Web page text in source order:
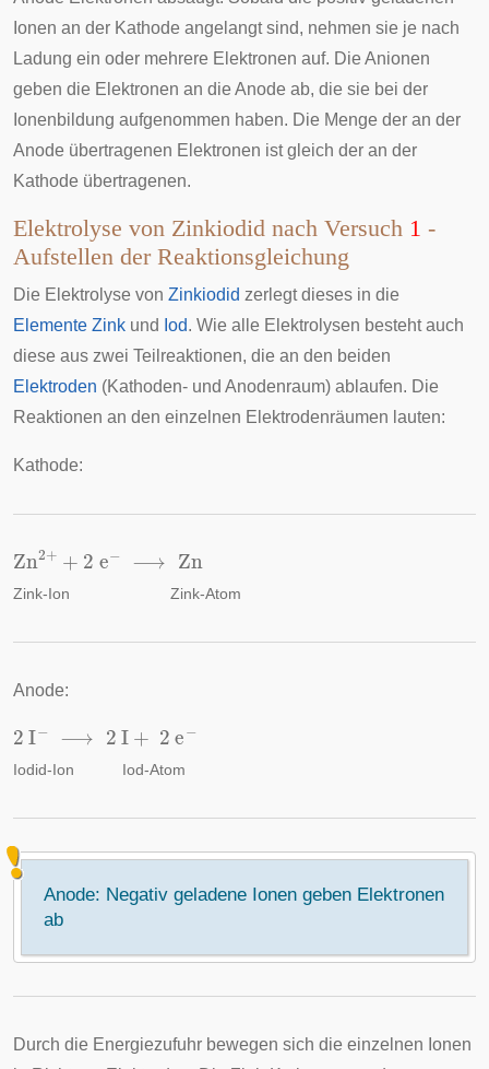
Ionen an der Kathode angelangt sind, nehmen sie je nach
Ladung ein oder mehrere Elektronen auf. Die Anionen
geben die Elektronen an die Anode ab, die sie bei der
Ionenbildung aufgenommen haben. Die Menge der an der
Anode übertragenen Elektronen ist gleich der an der
Kathode übertragenen.
Elektrolyse von Zinkiodid nach Versuch 1 -
Aufstellen der Reaktionsgleichung
Die Elektrolyse von Zinkiodid zerlegt dieses in die
Elemente Zink und Iod. Wie alle Elektrolysen besteht auch
diese aus zwei Teilreaktionen, die an den beiden
Elektroden (Kathoden- und Anodenraum) ablaufen. Die
Reaktionen an den einzelnen Elektrodenräumen lauten:
Kathode:
Zn 2+ 2 Zn
Zink-Ion Zink-Atom
Anode:
2 I I+ −
Iodid-Ion Iod-Atom
Anode: Negativ geladene Ionen geben Elektronen
ab
Durch die Energiezufuhr bewegen sich die einzelnen Ionen